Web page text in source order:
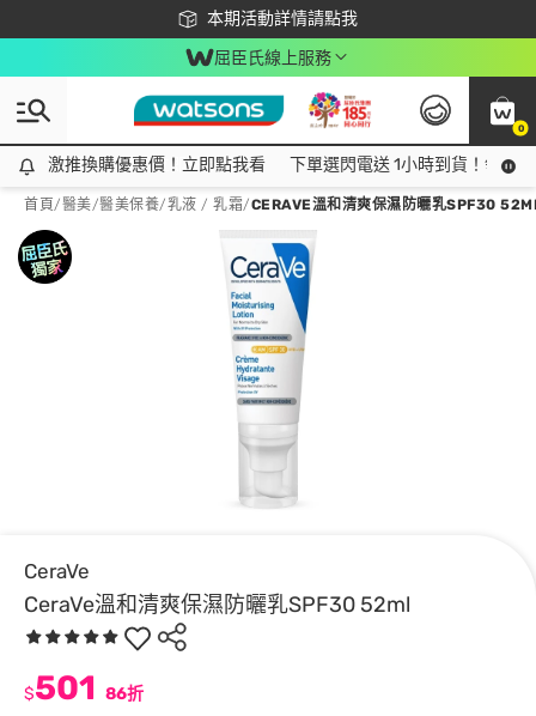
本期活動詳情請點我
下載app最高回饋$350
屈臣氏線上服務
0
激推換購優惠價！立即點我看
激推換購優惠價！立即點我看 下單選閃電送 1小時到貨！領神
首頁/醫美/醫美保養/乳液 / 乳霜/CERAVE溫和清爽保濕防曬乳SPF30
CeraVe
CeraVe溫和清爽保濕防曬乳SPF30 52ml
$501 86折